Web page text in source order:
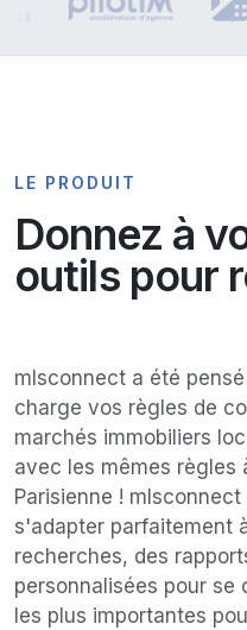
LE PRODUIT
Donnez à
outils pour
mlsconnect a été
charge vos règles de
marchés immobiliers
avec les mêmes règles
Parisienne !
s'adapter parfaitement
recherches, des
personnalisées pour se
les plus importantes